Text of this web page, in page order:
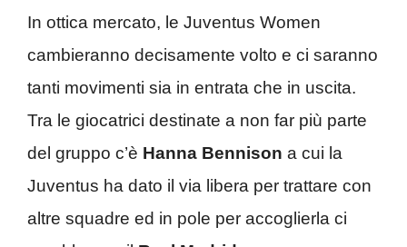
In ottica mercato, le Juventus Women
cambieranno decisamente volto e ci saranno
tanti movimenti sia in entrata che in uscita.
Tra le giocatrici destinate a non far più parte
del gruppo c’è Hanna Bennison a cui la
Juventus ha dato il via libera per trattare con
altre squadre ed in pole per accoglierla ci